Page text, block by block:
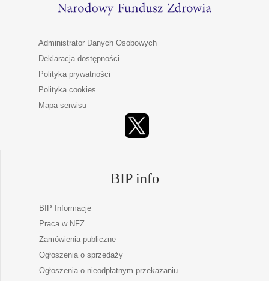
Administrator Danych Osobowych
Deklaracja dostępności
Polityka prywatności
Polityka cookies
Mapa serwisu
BIP info
BIP Informacje
Praca w NFZ
Zamówienia publiczne
Ogłoszenia o sprzedaży
Ogłoszenia o nieodpłatnym przekazaniu